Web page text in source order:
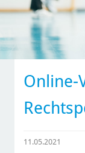
Online-
11.05.2021